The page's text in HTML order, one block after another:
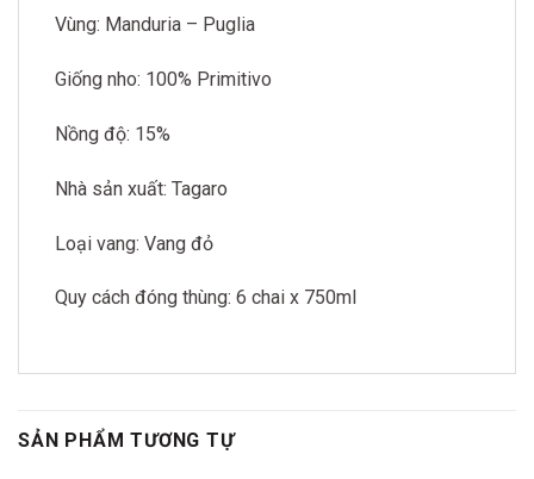
Vùng: Manduria – Puglia
Giống nho: 100% Primitivo
Nồng độ: 15%
Nhà sản xuất: Tagaro
Loại vang: Vang đỏ
Quy cách đóng thùng: 6 chai x 750ml
SẢN PHẨM TƯƠNG TỰ